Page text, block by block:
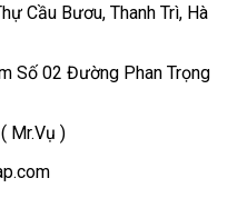
Cầu Bươu, Thanh Trì, Hà
Số 02 Đường Phan Trọng
Mr.Vụ )